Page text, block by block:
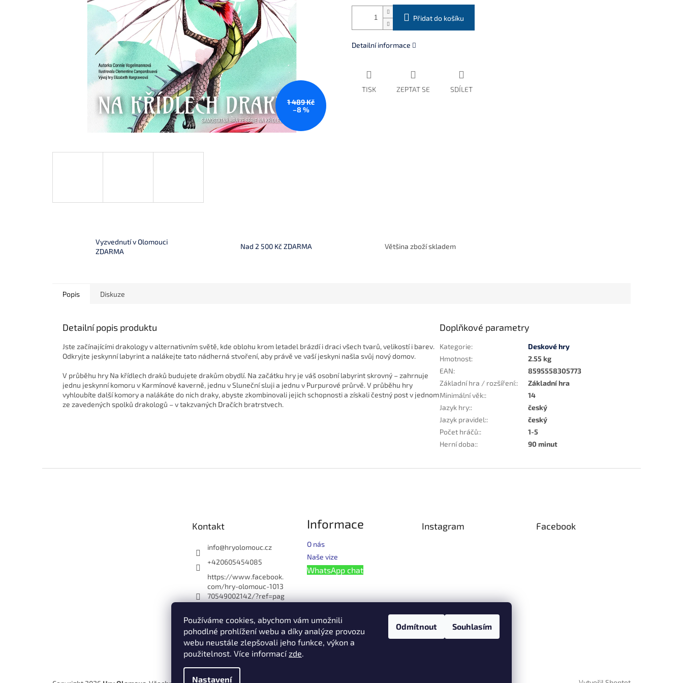
Používáme cookies, abychom vám umožnili
pohodlné prohlížení webu a díky analýze provozu
webu neustále zlepšovali jeho funkce, výkon a
použitelnost. Více informacízde.
Nastavení
Odmítnout Souhlasím
1 489 Kč
–8 %
Přidat do košíku
Detailní informace
TISK ZEPTAT SE SDÍLET
Vyzvednutí v Olomouci
ZDARMA
Nad 2 500 Kč ZDARMA Většina zboží skladem
Popis Diskuze
Detailní popis produktu
Jste začínajícími drakology v alternativním světě, kde oblohu krom letadel brázdí i draci všech tvarů, velikostí i barev.
Odkryjte jeskynní labyrint a nalákejte tato nádherná stvoření, aby právě ve vaší jeskyni našla svůj nový domov.
V průběhu hry Na křídlech draků budujete drakům obydlí. Na začátku hry je váš osobní labyrint skrovný – zahrnuje
jednu jeskynní komoru v Karmínové kaverně, jednu v Sluneční sluji a jednu v Purpurové průrvě. V průběhu hry
vyhloubíte další komory a nalákáte do nich draky, abyste zkombinovali jejich schopnosti a získali čestný post v jednom
ze zavedených spolků drakologů – v takzvaných Dračích bratrstvech.
Doplňkové parametry
Kategorie:
Deskové hry
Hmotnost:
2.55 kg
EAN:
8595558305773
Základní hra / rozšíření::
Základní hra
Minimální věk::
14
Jazyk hry::
český
Jazyk pravidel::
český
Počet hráčů::
1-5
Herní doba:: 90 minut
Kontakt
info@hryolomouc.cz
+420605454085
https://www.facebook.
com/hry-olomouc-1013
70549002142/?ref=pag
hryolomouc
Hry Olomouc
+420608621054
Informace
O nás
Naše vize
WhatsApp chat
Instagram Facebook